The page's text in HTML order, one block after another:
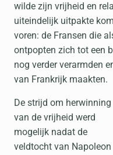
wilde zijn vrijheid en
uiteindelijk uitpakte
voren: de Fransen die
ontpopten zich tot een
nog verder verarmden
van Frankrijk maakten.
De strijd om herwinning
van de vrijheid werd
mogelijk nadat de
veldtocht van Napoleon